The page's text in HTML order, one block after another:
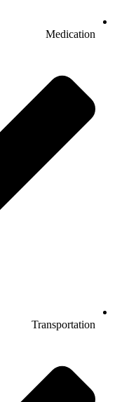
Medication
Transportation